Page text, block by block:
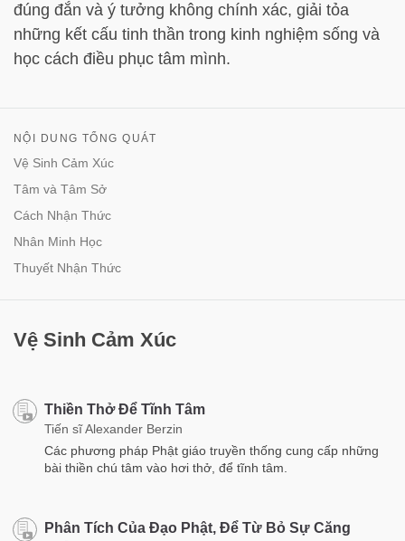
đúng đắn và ý tưởng không chính xác, giải tỏa
những kết cấu tinh thần trong kinh nghiệm sống và
học cách điều phục tâm mình.
NỘI DUNG TỔNG QUÁT
Vệ Sinh Cảm Xúc
Tâm và Tâm Sở
Cách Nhận Thức
Nhân Minh Học
Thuyết Nhận Thức
Vệ Sinh Cảm Xúc
Thiền Thở Để Tĩnh Tâm
Tiến sĩ Alexander Berzin
Các phương pháp Phật giáo truyền thống cung cấp những
bài thiền chú tâm vào hơi thở, để tĩnh tâm.
Phân Tích Của Đạo Phật, Để Từ Bỏ Sự Căng